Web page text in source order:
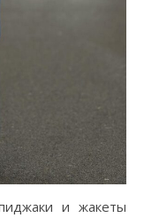
и жакеты